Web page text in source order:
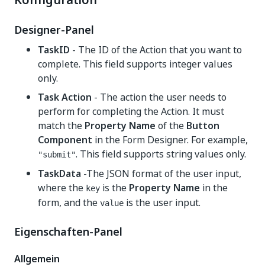
Designer-Panel
TaskID - The ID of the Action that you want to
complete. This field supports integer values
only.
Task Action - The action the user needs to
perform for completing the Action. It must
match the Property Name of the Button
Component in the Form Designer. For example,
"submit". This field supports string values only.
TaskData -The JSON format of the user input,
where the key is the Property Name in the
form, and the value is the user input.
Eigenschaften-Panel
Allgemein